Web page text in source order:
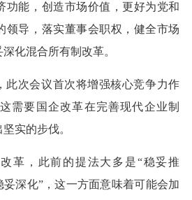
功能，创造市场价值，更好为党和
领导，落实董事会职权，健全市场
化混合所有制改革。
此次会议首次将增强核心竞争力作
需要国企改革在完善现代企业制
实的步伐。
革，此前的提法大多是“稳妥推
妥深化”，这一方面意味着可能会加